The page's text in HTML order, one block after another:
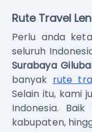
Rute Travel
Perlu anda
seluruh
Surabaya
banyak rute
Selain itu, kami
Indonesia.
kabupaten,